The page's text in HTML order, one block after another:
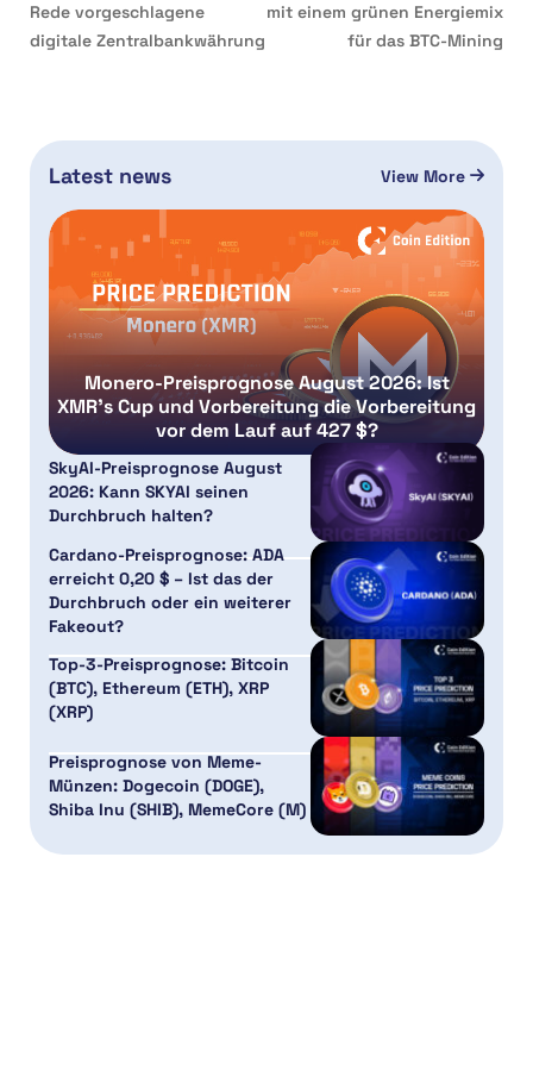
Rede vorgeschlagene
digitale Zentralbankwährung
mit einem grünen Energiemix
für das BTC-Mining
Latest news View More
Monero-Preisprognose August 2026: Ist
XMR’s Cup und Vorbereitung die Vorbereitung
vor dem Lauf auf 427 $?
SkyAI-Preisprognose August
2026: Kann SKYAI seinen
Durchbruch halten?
Cardano-Preisprognose: ADA
erreicht 0,20 $ – Ist das der
Durchbruch oder ein weiterer
Fakeout?
Top-3-Preisprognose: Bitcoin
(BTC), Ethereum (ETH), XRP
(XRP)
Preisprognose von Meme-
Münzen: Dogecoin (DOGE),
Shiba Inu (SHIB), MemeCore (M)